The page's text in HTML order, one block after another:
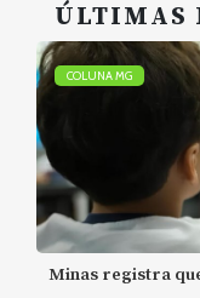
ÚLTIMAS
COLUNA MG
Minas registra